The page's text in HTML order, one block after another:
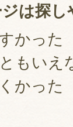
は探
かった
もいえ
かった